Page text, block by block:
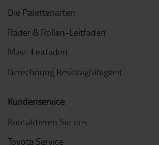
Die Palettenarten
Räder & Rollen-Leitfaden
Mast-Leitfaden
Berechnung Resttragfähigkeit
Kundenservice
Kontaktieren Sie uns
Toyota Service